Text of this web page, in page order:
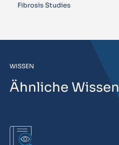
Fibrosis Studies
WISSEN
Ähnliche Wissen